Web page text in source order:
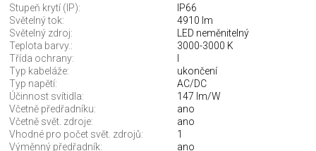
Stupeň krytí (IP):
IP66
Světelný tok:
4910 lm
Světelný zdroj:
LED neměnitelný
Teplota barvy.:
3000-3000 K
Třída ochrany:
Typ kabeláže:
ukončení
Typ napětí:
AC/DC
Účinnost svítidla:
147 lm/W
Včetně předřadníku:
ano
Včetně svět. zdroje:
ano
Vhodné pro počet svět. zdrojů:
1
Výměnný předřadník:
ano